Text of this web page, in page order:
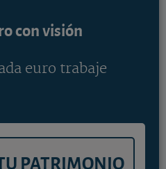
con visión
euro trabaje
PATRIMONIO